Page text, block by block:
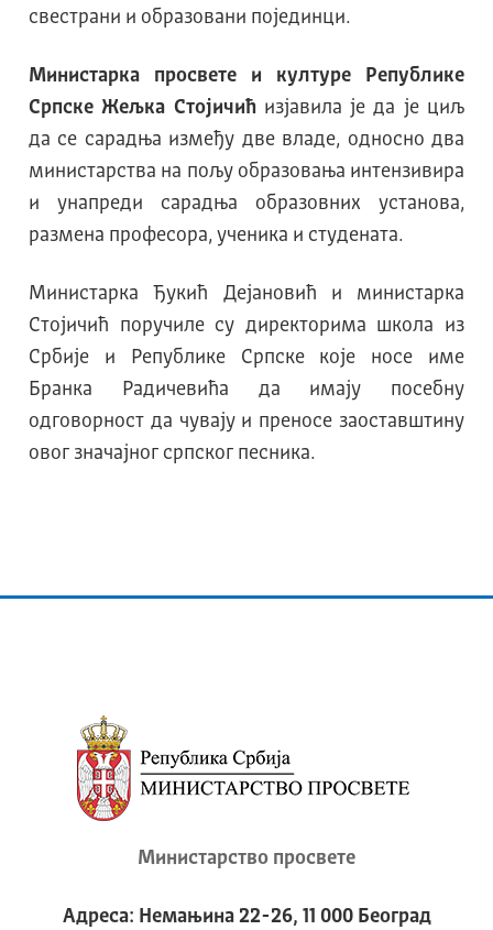
свестрани и образовани појединци.
Министарка просвете и културе Републике
Српске Жељка Стојичић изјавила је да je циљ
да се сарадња између две владе, односно два
министарства на пољу образовања интензивира
и унапреди сарадња образовних установа,
размена професора, ученика и студената.
Министарка Ђукић Дејановић и министарка
Стојичић поручиле су директорима школа из
Србије и Републике Српске које носе име
Бранка Радичевића да имају посебну
одговорност да чувају и преносе заоставштину
овог значајног српског песника.
Министарство просвете
Адреса: Немањина 22-26, 11 000 Београд